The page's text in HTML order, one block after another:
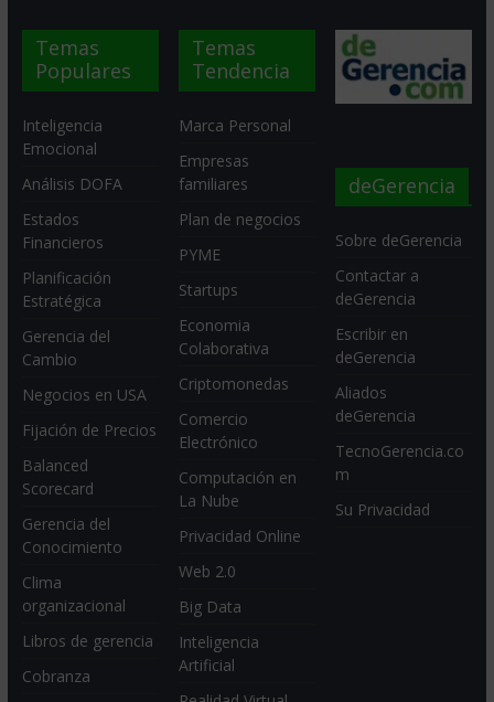
Temas
Populares
Inteligencia
Emocional
Análisis DOFA
Estados
Financieros
Planificación
Estratégica
Gerencia del
Cambio
Negocios en USA
Fijación de Precios
Balanced
Scorecard
Gerencia del
Conocimiento
Clima
organizacional
Libros de gerencia
Cobranza
Temas
Tendencia
Marca Personal
Empresas
familiares
Plan de negocios
PYME
Startups
Economia
Colaborativa
Criptomonedas
Comercio
Electrónico
Computación en
La Nube
Privacidad Online
Web 2.0
Big Data
Inteligencia
Artificial
deGerencia
Sobre deGerencia
Contactar a
deGerencia
Escribir en
deGerencia
Aliados
deGerencia
TecnoGerencia.co
m
Su Privacidad